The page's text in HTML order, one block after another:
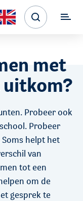
met
Probeer ook
Probeer
helpt het
van
tot een
om de
gesprek te